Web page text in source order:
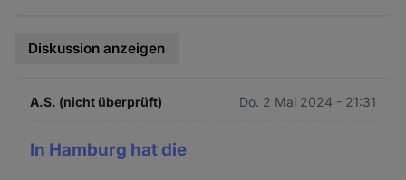
Diskussion anzeigen
A.S. (nicht überprüft) Do. 2 Mai 2024 - 21:31
In Hamburg hat die